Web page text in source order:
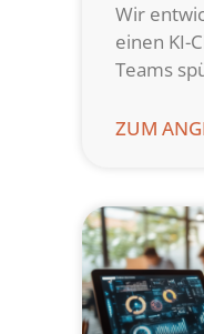
Wir
einen KI-
Teams
ZUM